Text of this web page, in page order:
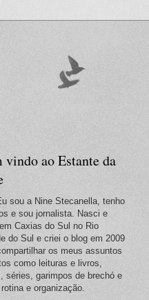
vindo ao Estante da
sou a Nine Stecanella, tenho
e sou jornalista. Nasci e
Caxias do Sul no Rio
do Sul e criei o blog em 2009
os meus assuntos
como leituras e livros,
séries, garimpos de brechó e
e organização.